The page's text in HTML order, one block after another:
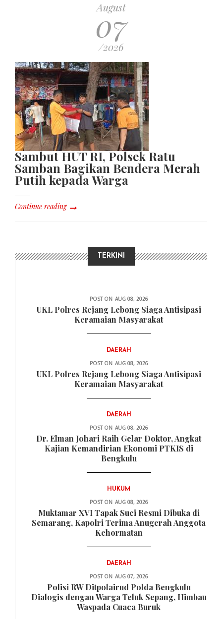
August
07
/2026
Sambut HUT RI, Polsek Ratu
Samban Bagikan Bendera Merah
Putih kepada Warga
Continue reading
TERKINI
POST ON AUG 08, 2026
UKL Polres Rejang Lebong Siaga Antisipasi
Keramaian Masyarakat
DAERAH
POST ON AUG 08, 2026
UKL Polres Rejang Lebong Siaga Antisipasi
Keramaian Masyarakat
DAERAH
POST ON AUG 08, 2026
Dr. Elman Johari Raih Gelar Doktor, Angkat
Kajian Kemandirian Ekonomi PTKIS di
Bengkulu
HUKUM
POST ON AUG 08, 2026
Muktamar XVI Tapak Suci Resmi Dibuka di
Semarang, Kapolri Terima Anugerah Anggota
Kehormatan
DAERAH
POST ON AUG 07, 2026
Polisi RW Ditpolairud Polda Bengkulu
Dialogis dengan Warga Teluk Sepang, Himbau
Waspada Cuaca Buruk